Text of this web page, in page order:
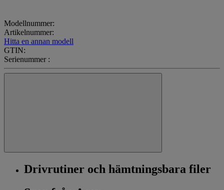
Modellnummer:
Artikelnummer:
Hitta en annan modell
GTIN:
Serienummer :
Drivrutiner och hämtningsbara filer